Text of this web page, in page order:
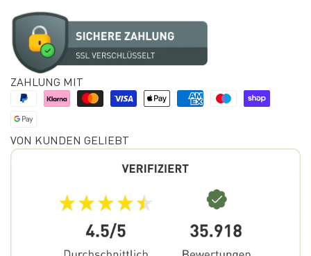
ZAHLUNG MIT
VON KUNDEN GELIEBT